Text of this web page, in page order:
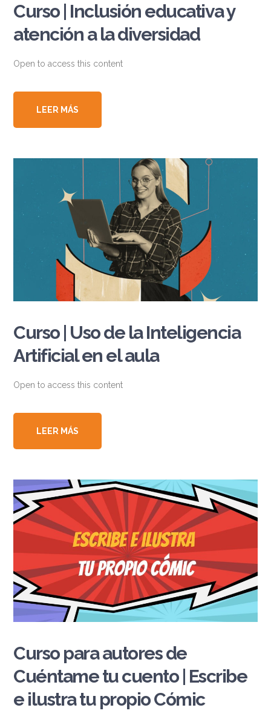
Curso | Inclusión educativa y
atención a la diversidad
Open to access this content
LEER MÁS
Curso | Uso de la Inteligencia
Artificial en el aula
Open to access this content
LEER MÁS
Curso para autores de
Cuéntame tu cuento | Escribe
e ilustra tu propio Cómic